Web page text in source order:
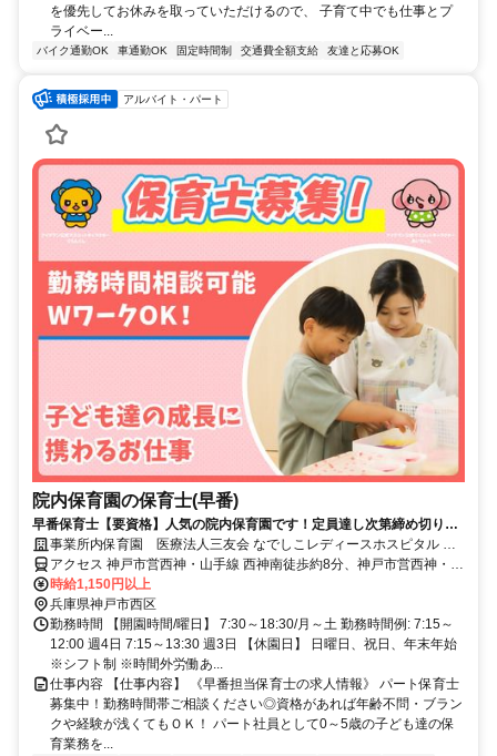
を優先してお休みを取っていただけるので、 子育て中でも仕事とプ
ライベー...
バイク通勤OK 車通勤OK 固定時間制 交通費全額支給 友達と応募OK
アルバイト・パート
院内保育園の保育士(早番)
早番保育士【要資格】人気の院内保育園です！定員達し次第締め切りま
すのでお早めにご応募ください
事業所内保育園 医療法人三友会 なでしこレディースホスピタル な
でしこ保育園
アクセス 神戸市営西神・山手線 西神南徒歩約8分、神戸市営西神・山
手線 伊川谷北出口徒歩約24分、神戸市営西神・山手線 西神中央西出
口徒歩約45分
時給1,150円以上
兵庫県神戸市西区
勤務時間 【開園時間/曜日】 7:30～18:30/月～土 勤務時間例: 7:15～
12:00 週4日 7:15～13:30 週3日 【休園日】 日曜日、祝日、年末年始
※シフト制 ※時間外労働あ...
仕事内容 【仕事内容】 《早番担当保育士の求人情報》 パート保育士
募集中！勤務時間帯ご相談ください◎資格があれば年齢不問・ブラン
クや経験が浅くてもＯＫ！ パート社員として0～5歳の子ども達の保
育業務を...